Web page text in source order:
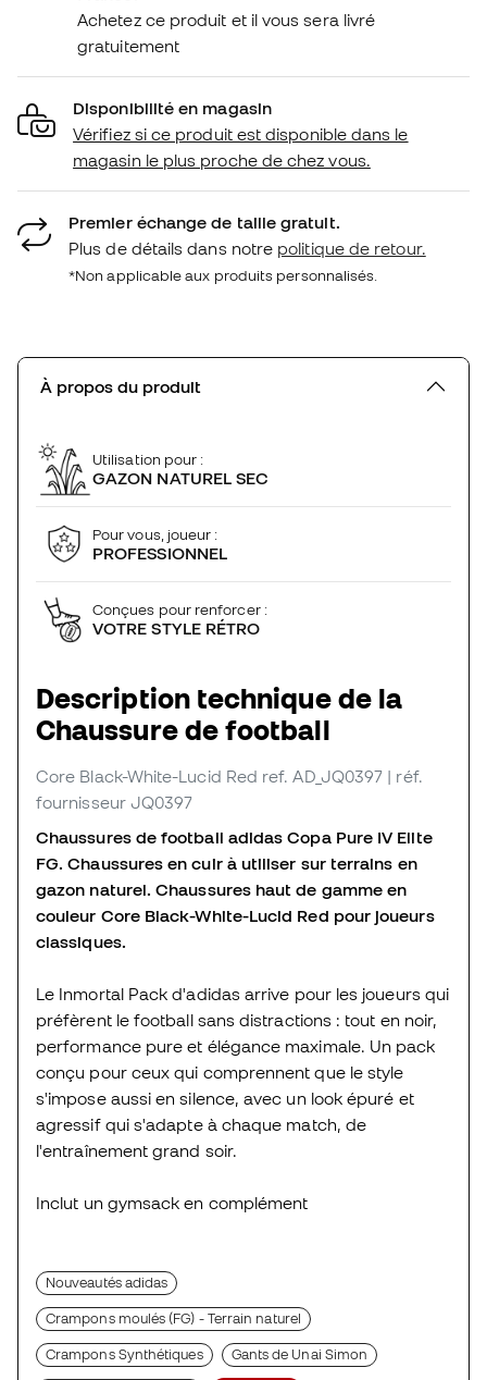
Achetez ce produit et il vous sera livré
gratuitement
Disponibilité en magasin
Vérifiez si ce produit est disponible dans le
magasin le plus proche de chez vous.
Premier échange de taille gratuit.
Plus de détails dans notre politique de retour.
*Non applicable aux produits personnalisés.
À propos du produit
Utilisation pour :
GAZON NATUREL SEC
Pour vous, joueur :
PROFESSIONNEL
Conçues pour renforcer :
VOTRE STYLE RÉTRO
Description technique de la
Chaussure de football
Core Black-White-Lucid Red ref. AD_JQ0397 | réf.
fournisseur JQ0397
Chaussures de football adidas Copa Pure IV Elite
FG. Chaussures en cuir à utiliser sur terrains en
gazon naturel. Chaussures haut de gamme en
couleur Core Black-White-Lucid Red pour joueurs
classiques.
Le Inmortal Pack d'adidas arrive pour les joueurs qui
préfèrent le football sans distractions : tout en noir,
performance pure et élégance maximale. Un pack
conçu pour ceux qui comprennent que le style
s'impose aussi en silence, avec un look épuré et
agressif qui s'adapte à chaque match, de
l'entraînement grand soir.
Inclut un gymsack en complément
Nouveautés adidas
Crampons moulés (FG) - Terrain naturel
Crampons Synthétiques Gants de Unai Simon